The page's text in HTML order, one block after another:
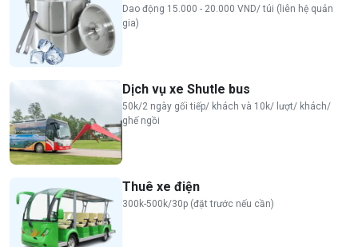
Dao động 15.000 - 20.000 VND/ túi (liên hệ quản
gia)
Dịch vụ xe Shutle bus
50k/2 ngày gối tiếp/ khách và 10k/ lượt/ khách/
ghế ngồi
Thuê xe điện
300k-500k/30p (đặt trước nếu cần)